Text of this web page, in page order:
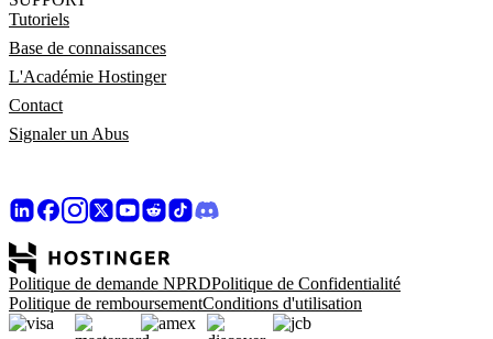
Tutoriels
Base de connaissances
L'Académie Hostinger
Contact
Signaler un Abus
Politique de demande NPRDPolitique de Confidentialité
Politique de remboursementConditions d'utilisation